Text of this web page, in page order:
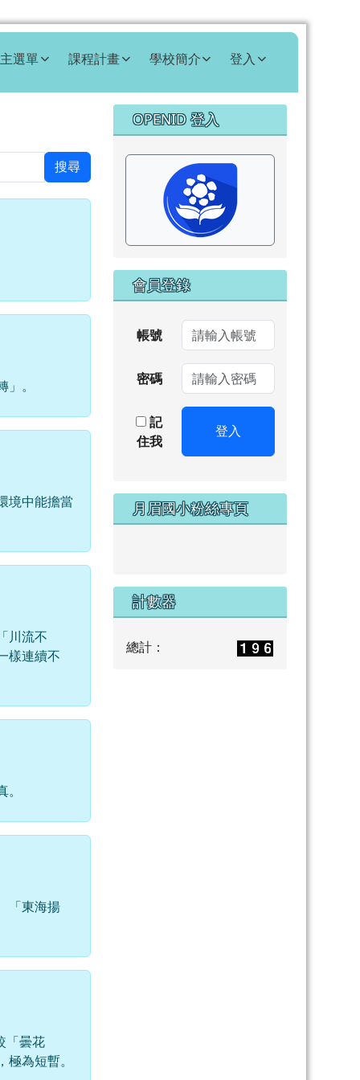
主選單 課程計畫 學校簡介 登入
搜尋
。
境中能擔當
川流不
樣連續不
「東海揚
「曇花
為短暫。
右邊區域內容
OPENID 登入
會員登錄
帳號
密碼
記
住我
登入
月眉國小粉絲專頁
計數器
總計：